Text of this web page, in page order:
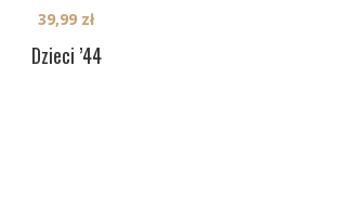
Dzieci ’44
39,99 zł